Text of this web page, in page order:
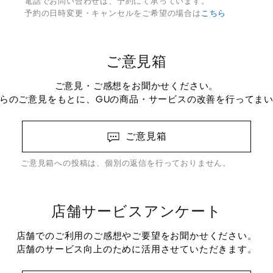
予約の日時変更・キャンセルをご希望の場合は こちら
ご意見箱
ご意見・ご感想をお聞かせください。
のご意見をもとに、GUの商品・サービスの改善を行ってまい
ご意見箱
ご意見箱への投稿は、個別の返信を行っておりません。
店舗サービスアンケート
店舗でのご利用のご感想やご要望をお聞かせください。
店舗のサービス向上のために活用させていただきます。